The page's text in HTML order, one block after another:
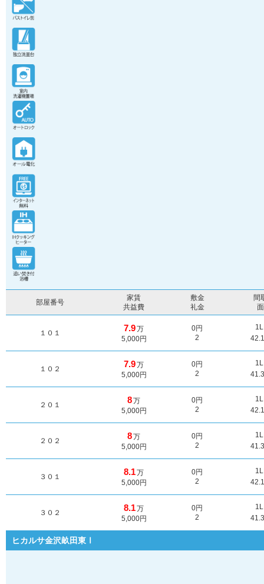
部屋番号
家賃
共益費
敷金
礼金
間
１０１ 7.9万
5,000円
0円
2
１０２ 7.9万
5,000円
0円
2
２０１ 8万
5,000円
0円
2
２０２ 8万
5,000円
0円
2
３０１ 8.1万
5,000円
0円
2
３０２ 8.1万
5,000円
0円
2
ヒカルサ金沢畝田東Ⅰ